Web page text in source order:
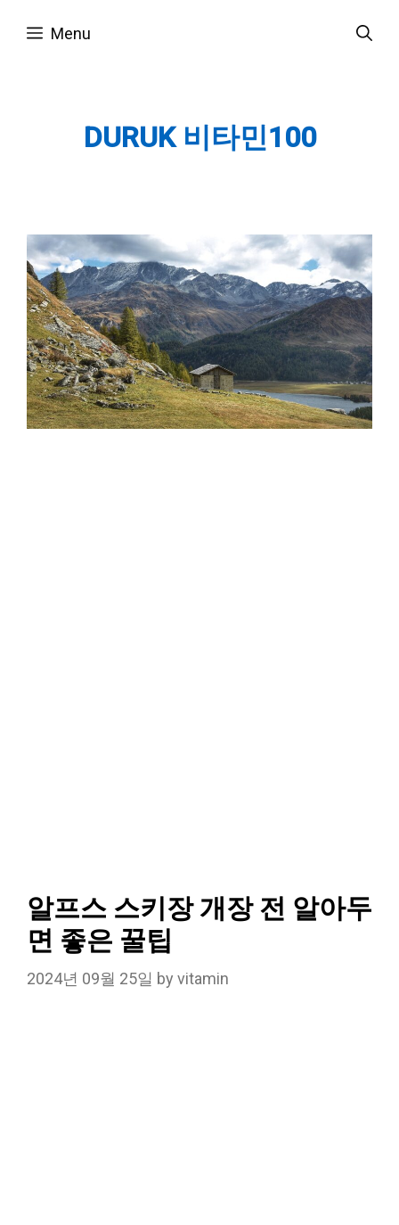
Menu
DURUK 비타민100
알프스 스키장 개장 전 알아두
면 좋은 꿀팁
2024년 09월 25일 by vitamin